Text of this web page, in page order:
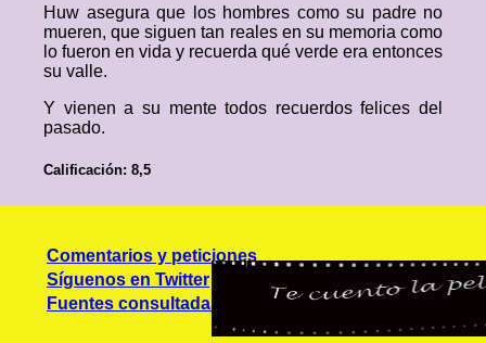
Huw asegura que los hombres como su padre no
mueren, que siguen tan reales en su memoria como
lo fueron en vida y recuerda qué verde era entonces
su valle.
Y vienen a su mente todos recuerdos felices del
pasado.
Calificación: 8,5
Comentarios y peticiones
Síguenos en Twitter
Fuentes consultadas